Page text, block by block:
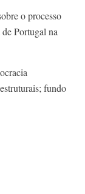
o processo
Portugal na
fundo